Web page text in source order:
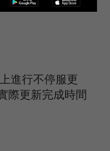
進行不停服更
際更新完成時間